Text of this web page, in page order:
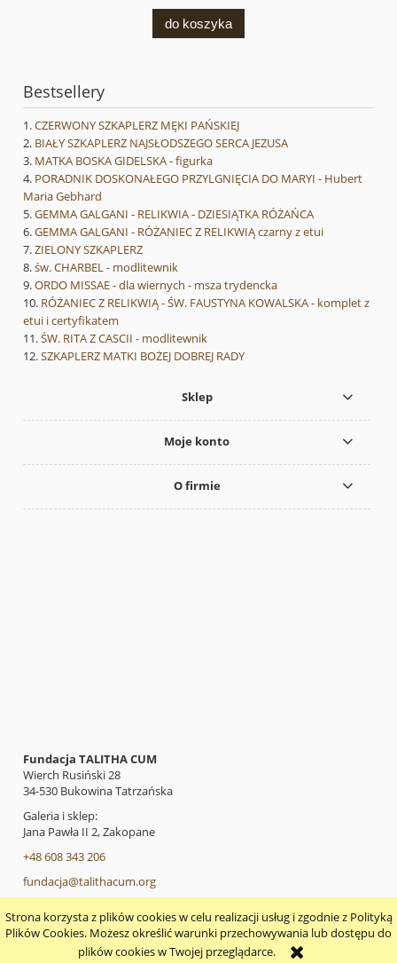
Strona korzysta z plików cookies w celu realizacji usług i zgodnie z Polityką
Plików Cookies. Możesz określić warunki przechowywania lub dostępu do
plików cookies w Twojej przeglądarce.
do koszyka
Bestsellery
CZERWONY SZKAPLERZ MĘKI PAŃSKIEJ
BIAŁY SZKAPLERZ NAJSŁODSZEGO SERCA JEZUSA
MATKA BOSKA GIDELSKA - figurka
PORADNIK DOSKONAŁEGO PRZYLGNIĘCIA DO MARYI - Hubert
Maria Gebhard
GEMMA GALGANI - RELIKWIA - DZIESIĄTKA RÓŻAŃCA
GEMMA GALGANI - RÓŻANIEC Z RELIKWIĄ czarny z etui
ZIELONY SZKAPLERZ
św. CHARBEL - modlitewnik
ORDO MISSAE - dla wiernych - msza trydencka
RÓŻANIEC Z RELIKWIĄ - ŚW. FAUSTYNA KOWALSKA - komplet z
etui i certyfikatem
ŚW. RITA Z CASCII - modlitewnik
SZKAPLERZ MATKI BOŻEJ DOBREJ RADY
Sklep
Moje konto
O firmie
Fundacja TALITHA CUM
Wierch Rusiński 28
34-530 Bukowina Tatrzańska
Galeria i sklep:
Jana Pawła II 2, Zakopane
+48 608 343 206
fundacja@talithacum.org
pokaż pełną wersję strony
Sklep internetowy Shoper.pl